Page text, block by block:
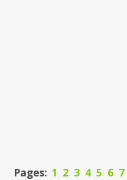
Pages: 1 2 3 4 5 6 7